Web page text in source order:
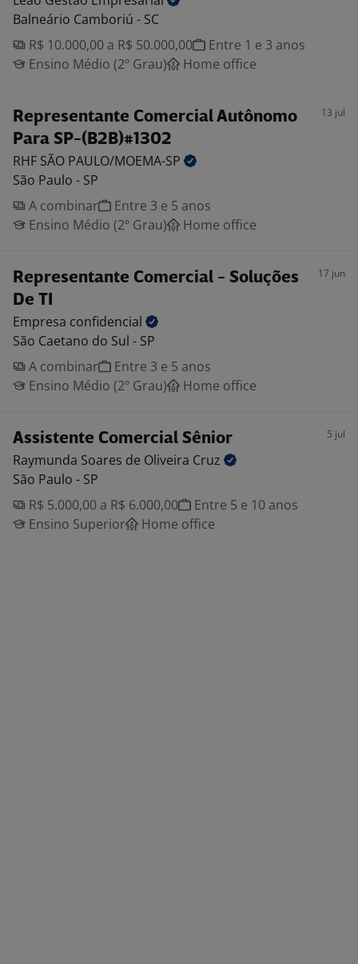
Balneário Camboriú - SC
R$ 10.000,00 a R$ 50.000,00
Entre 1 e 3 anos
Ensino Médio (2º Grau)
Home office
Representante Comercial Autônomo
Para SP-(B2B)#1302
13 jul
RHF SÃO PAULO/MOEMA-SP
São Paulo - SP
A combinar
Entre 3 e 5 anos
Ensino Médio (2º Grau)
Home office
Representante Comercial - Soluções
De TI
17 jun
Empresa confidencial
São Caetano do Sul - SP
A combinar
Entre 3 e 5 anos
Ensino Médio (2º Grau)
Home office
Assistente Comercial Sênior 5 jul
Raymunda Soares de Oliveira Cruz
São Paulo - SP
R$ 5.000,00 a R$ 6.000,00
Entre 5 e 10 anos
Ensino Superior
Home office